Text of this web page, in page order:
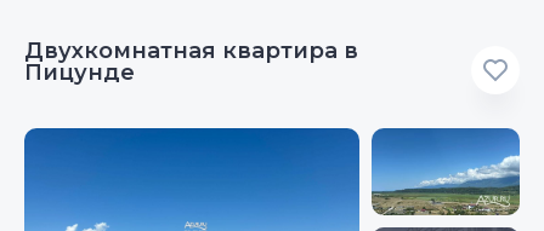
Двухкомнатная квартира в
Пицунде